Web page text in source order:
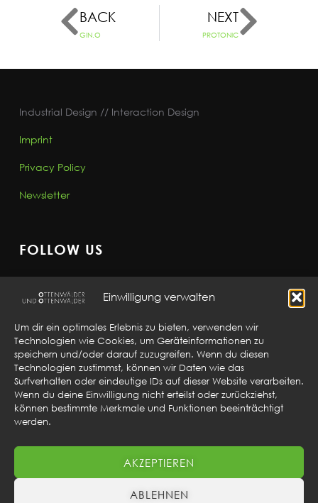
Einwilligung verwalten
Um dir ein optimales Erlebnis zu bieten, verwenden wir
Technologien wie Cookies, um Geräteinformationen zu
speichern und/oder darauf zuzugreifen. Wenn du diesen
Technologien zustimmst, können wir Daten wie das
Surfverhalten oder eindeutige IDs auf dieser Website verarbeiten.
Wenn du deine Einwilligung nicht erteilst oder zurückziehst,
können bestimmte Merkmale und Funktionen beeinträchtigt
werden.
AKZEPTIEREN
ABLEHNEN
BACK
GIN.O
NEXT
PROTONIC
Industrial Design // Interaction Design
Imprint
Privacy Policy
Newsletter
FOLLOW US
GET IN TOUCH
Ottenwälder and Ottenwälder
Sebaldplatz 6
73525 Schwäbisch Gmünd
Germany
info@ottenwaelder.de